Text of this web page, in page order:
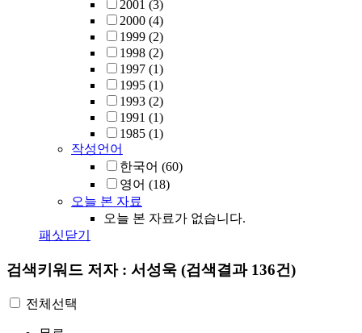
2001 (3)
2000 (4)
1999 (2)
1998 (2)
1997 (1)
1995 (1)
1993 (2)
1991 (1)
1985 (1)
작성언어
한국어 (60)
영어 (18)
오늘 본 자료
오늘 본 자료가 없습니다.
패싯닫기
검색키워드 저자 : 서성욱 (검색결과 136건)
전체선택